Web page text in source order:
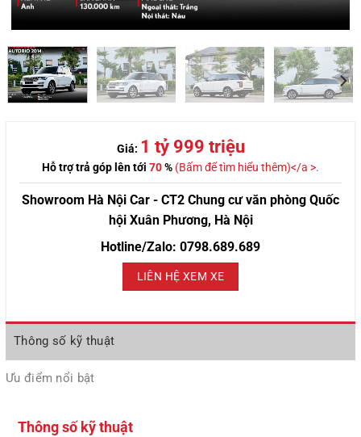
Giá: 1 tỷ 999 triệu
Hỗ trợ trả góp lên tới 70% (Bấm để tìm hiểu thêm)</a >.
Showroom Hà Nội Car - CT2 Chung cư văn phòng Quốc
hội Xuân Phương, Hà Nội
Hotline/Zalo: 0798.689.689
LIÊN HỆ XEM XE
Thông số kỹ thuật
Ưu điểm nổi bật
Thông số kỹ thuật